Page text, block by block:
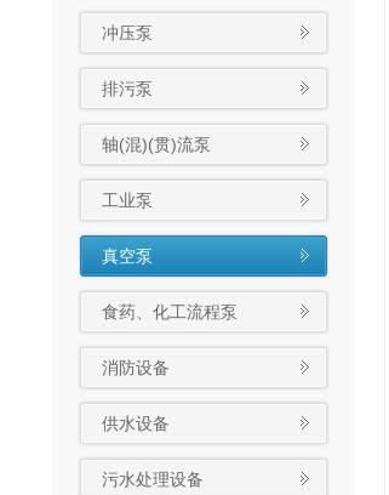
冲压泵
排污泵
轴(混)(贯)流泵
工业泵
真空泵
食药、化工流程泵
消防设备
供水设备
污水处理设备